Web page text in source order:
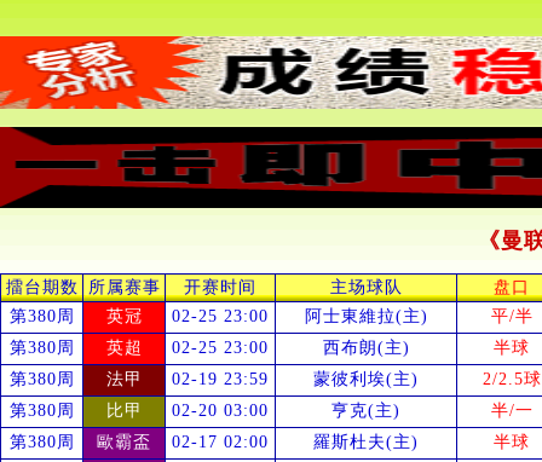
《曼
擂台期数 所属赛事 开赛时间 主场球队
盘口
第380周
英冠 02-25 23:00 阿士東維拉(主)
平/半
第380周
英超 02-25 23:00 西布朗(主)
半球
第380周
法甲 02-19 23:59 蒙彼利埃(主)
2/2.5球
第380周
比甲 02-20 03:00 亨克(主)
半/一
第380周
歐霸盃 02-17 02:00 羅斯杜夫(主)
半球